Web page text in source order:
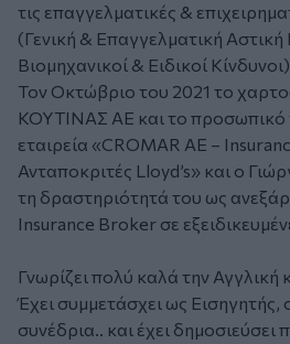
τις επαγγελματικές &
(Γενική & Επαγγελματική
Βιομηχανικοί & Ειδικοί
Τον Οκτώβριο του 2021 το
ΚΟΥΤΙΝΑΣ ΑΕ και το προσωπικό
εταιρεία «CROMAR ΑΕ –
Ανταποκριτές Lloyd’s» και ο
τη δραστηριότητά του ως
Insurance Broker σε
Γνωρίζει πολύ καλά την Αγγλική
Έχει συμμετάσχει ως Εισηγητής,
συνέδρια.. και έχει δημοσιεύσει